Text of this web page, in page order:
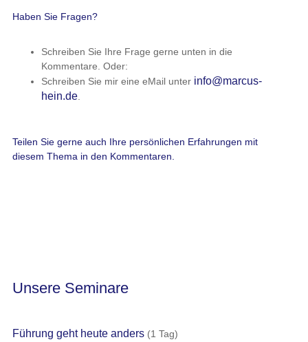
Haben Sie Fragen?
Schreiben Sie Ihre Frage gerne unten in die
Kommentare. Oder:
Schreiben Sie mir eine eMail unter info@marcus-
hein.de.
Teilen Sie gerne auch Ihre persönlichen Erfahrungen mit
diesem Thema in den Kommentaren.
Unsere Seminare
Führung geht heute anders(1 Tag)